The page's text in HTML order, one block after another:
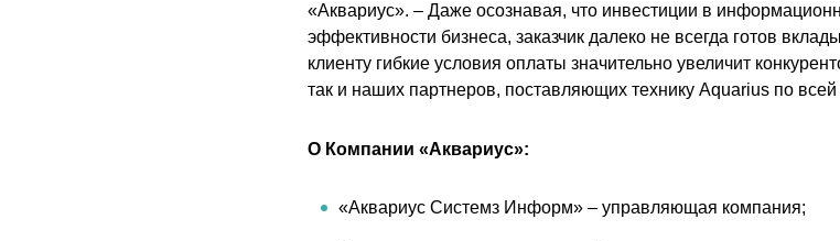
«Аквариус». – Даже осознавая, что инвестиции в
эффективности бизнеса, заказчик далеко не всегда готов
клиенту гибкие условия оплаты значительно увеличит
так и наших партнеров, поставляющих технику Aquarius по всей
О Компании «Аквариус»:
«Аквариус Системз Информ» – управляющая компания;